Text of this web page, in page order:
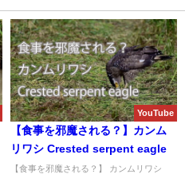
YouTube
【食事を邪魔される？】カンム
リワシ Crested serpent eagle
【食事を邪魔される？】 カンムリワシ